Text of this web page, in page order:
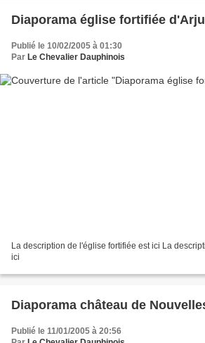
Diaporama église fortifiée
Publié le 10/02/2005 à 01:30
Par Le Chevalier Dauphinois
La description de l'église fortifiée est ici La
ici
Diaporama château de
Publié le 11/01/2005 à 20:56